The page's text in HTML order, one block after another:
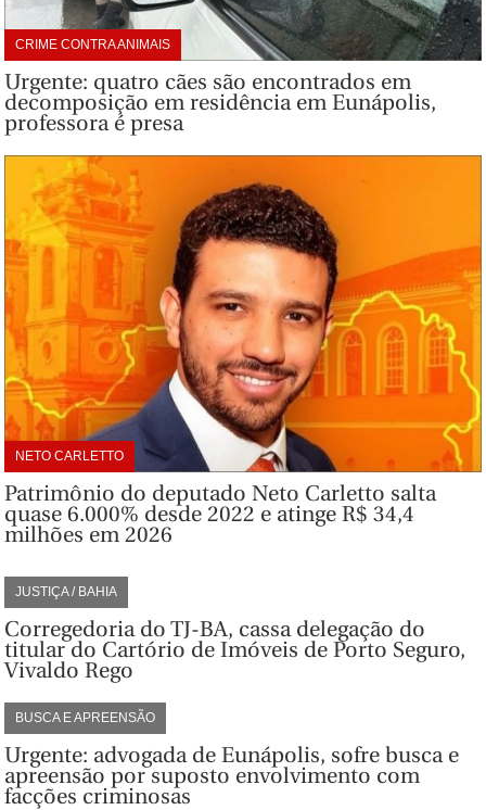
CRIME CONTRA ANIMAIS
Urgente: quatro cães são encontrados em
decomposição em residência em Eunápolis,
professora é presa
NETO CARLETTO
Patrimônio do deputado Neto Carletto salta
quase 6.000% desde 2022 e atinge R$ 34,4
milhões em 2026
JUSTIÇA / BAHIA
Corregedoria do TJ-BA, cassa delegação do
titular do Cartório de Imóveis de Porto Seguro,
Vivaldo Rego
BUSCA E APREENSÃO
Urgente: advogada de Eunápolis, sofre busca e
apreensão por suposto envolvimento com
facções criminosas